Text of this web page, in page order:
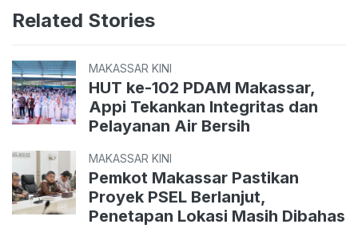
Related Stories
MAKASSAR KINI
HUT ke-102 PDAM Makassar,
Appi Tekankan Integritas dan
Pelayanan Air Bersih
MAKASSAR KINI
Pemkot Makassar Pastikan
Proyek PSEL Berlanjut,
Penetapan Lokasi Masih Dibahas